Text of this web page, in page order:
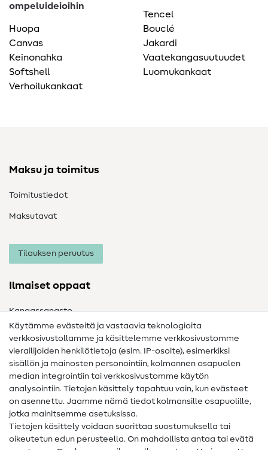
ompeluideioihin
Huopa
Canvas
Keinonahka
Softshell
Verhoilukankaat
Tencel
Bouclé
Jakardi
Vaatekangasuutuudet
Luomukankaat
Maksu ja toimitus
Toimitustiedot
Maksutavat
Tilauksen peruutus
Ilmaiset oppaat
Kangassanasto
Ompelusanasto
Ompeluohjeet
Apua ja yhteystiedot
Yhteystiedot
Tietoa omistajanvaihdoksesta
FAQ
Käytämme evästeitä ja vastaavia teknologioita
verkkosivustollamme ja käsittelemme verkkosivustomme
vierailijoiden henkilötietoja (esim. IP-osoite), esimerkiksi
sisällön ja mainosten personointiin, kolmannen osapuolen
median integrointiin tai verkkosivustomme käytön
analysointiin. Tietojen käsittely tapahtuu vain, kun evästeet
on asennettu. Jaamme nämä tiedot kolmansille osapuolille,
jotka mainitsemme asetuksissa.
Tietojen käsittely voidaan suorittaa suostumuksella tai
oikeutetun edun perusteella. On mahdollista antaa tai evätä